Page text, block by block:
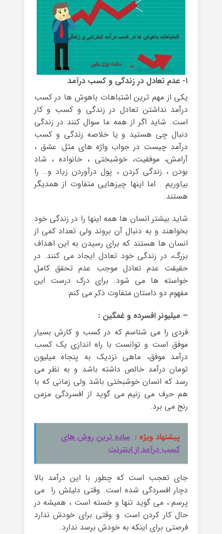
۱- عدم تعادل در زندگی و کسب درآمد
یکی از مهم ترین اشتباهات باهوش ها در کسب
درآمد نداشتن تعادل در زندگی و کسب و کار
است. شاید اگر از همه ما سوال کنند در زندگی
دنبال چی هستید و یا خلاصه زندگی و کسب
درآمد چیست در جواب واژه های مثل: عشق ،
آرامش، موفقیت، خوشبختی ، خانواده ، شاد
بودن ، زندگی کردن ، پول درآوردن زیاد و… را
بیاوریم . اما اینها چیزهایی متفاوت از همدیگر
هستند.
شاید بیشتر انسان ها همه اینها را در زندگی خود
بخواهند و به دنبال آن بروند ولی تعداد کمی از
انسان ها هستند که برای رسیدن به این اهداف
بزرگ، در زندگی خود تعادل ایجاد می کنند. در
حقیقت عدم تعادل موجب عدم تحقق کامل
خواسته ها می شود. برای درک درست این
مفهوم دو داستان متفاوت ذکر می کنم:
– میلیونر افسرده و غمگین :
فردی را می شناسم که در کسب و کارش بسیار
موفق است و توانست با راه اندازی یک کسب
درآمد موفق، ماهی نزدیک به پنجاه میلیون
تومان درآمد خالص داشته باشد و به نظر می
رسد که انسان خوشبختی باشد ولی زمانی که با
هم حرف می زنیم می گوید از افسردگی مزمن
رنج می برد.
پیشنهاد ویژه : ساده ترین روش های
کسب درآمد از اینترنت
جای تعجب است که چطور با این درآمد بالا
دچار افسردگی شده است. وقتی دلیلش را می
پرسم ، می گوید تنها و خسته است ، همیشه در
حال کار کردن است و وقتی برای خودش ندارد
فرصتی برای اینکه به خودش برسد ندارد.